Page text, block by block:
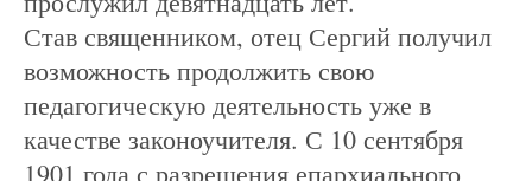
Став священником, отец Сергий получил
возможность продолжить свою
педагогическую деятельность уже в
качестве законоучителя. С 10 сентября
1901 года с разрешения епархиального